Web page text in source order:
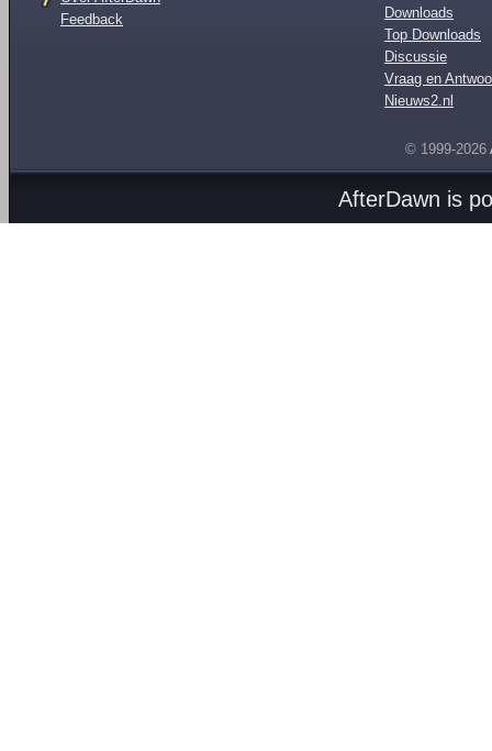
Feedback
Downloads
Top Downloads
Discussie
Vraag en
Nieuws2.nl
© 1999-2026
AfterDawn is